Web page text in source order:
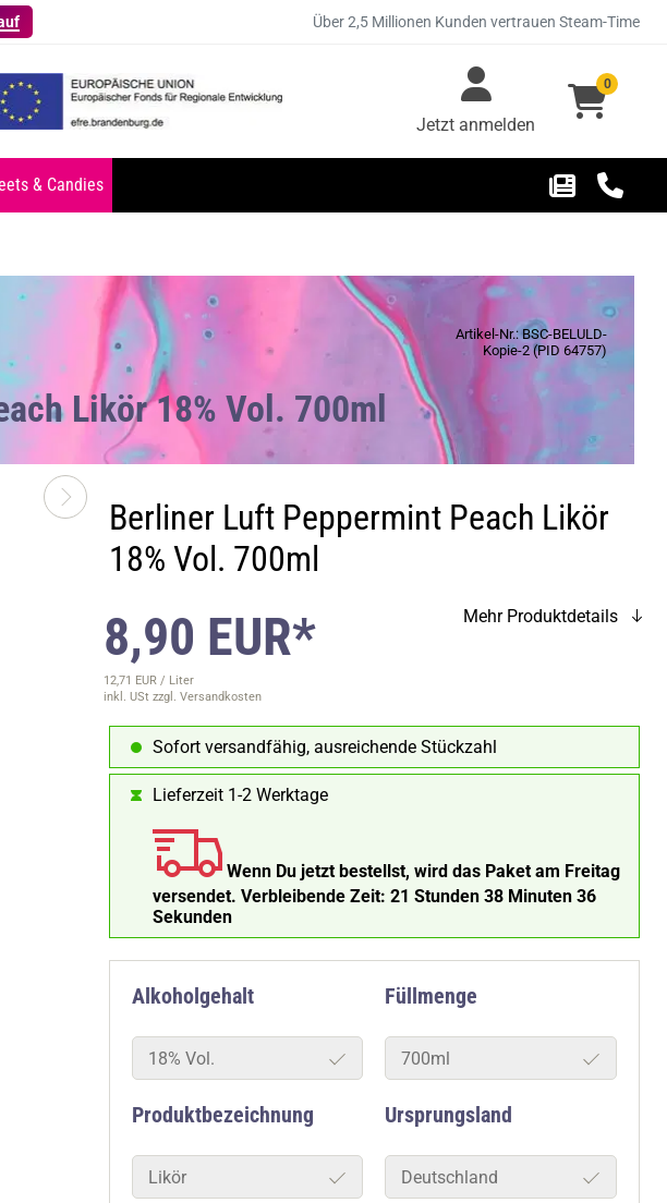
Über 2,5 Millionen Kunden vertrauen Steam-Time
Jetzt anmelden
0
& Candies
Artikel-Nr.: BSC-BELULD-
Kopie-2 (PID 64757)
Likör 18% Vol. 700ml
Berliner Luft Peppermint Peach Likör
18% Vol. 700ml
8,90 EUR*
12,71 EUR / Liter
inkl. USt zzgl. Versandkosten
Mehr Produktdetails
Sofort versandfähig, ausreichende Stückzahl
Lieferzeit 1-2 Werktage
Wenn Du jetzt bestellst, wird das Paket am Freitag
versendet. Verbleibende Zeit: 21 Stunden 38 Minuten 35
Sekunden
Alkoholgehalt
18% Vol.
Füllmenge
700ml
Produktbezeichnung
Likör
Ursprungsland
Deutschland